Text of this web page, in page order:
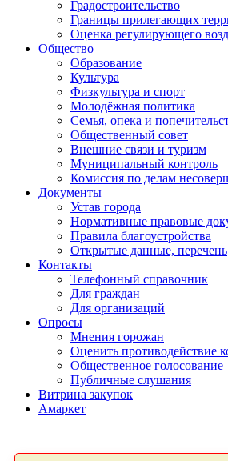
Градостроительство
Границы прилегающих
Оценка регулирующего
Общество
Образование
Культура
Физкультура и спорт
Молодёжная политика
Семья, опека и
Общественный совет
Внешние связи и туризм
Муниципальный контроль
Комиссия по делам
Документы
Устав города
Нормативные правовые
Правила благоустройства
Открытые данные, перечень
Контакты
Телефонный справочник
Для граждан
Для организаций
Опросы
Мнения горожан
Оценить противодействие
Общественное голосование
Публичные слушания
Витрина закупок
Амаркет